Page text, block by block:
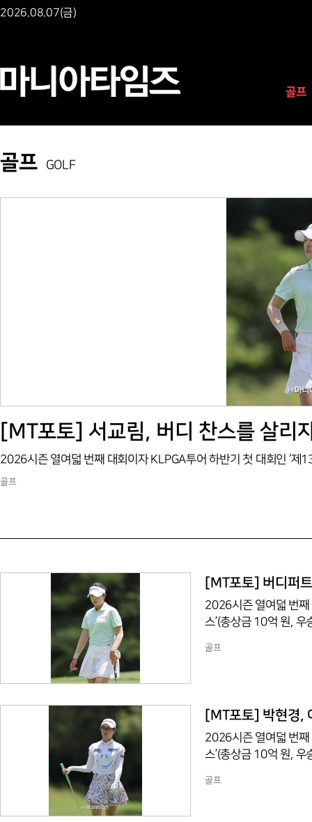
2026.08.07(금)
골프
골프 GOLF
[MT포토] 서교림, 버디 찬스를 살리
골프
[MT포토] 버디퍼
2026시즌 열여덟 번째
스’(총상금 10억 원,
천리)이 1번 홀에서 경
골프
[MT포토] 박현경,
2026시즌 열여덟 번째
스’(총상금 10억 원,
번 홀에서 경기하고 있
골프